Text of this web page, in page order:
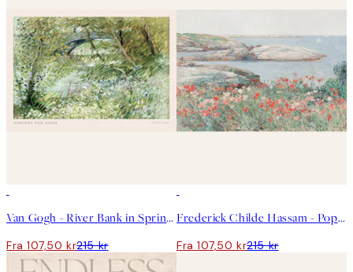
Van Gogh - River Bank in Springtime Landscape Plakat
Fra 107,50 kr215 kr
Frederick Childe Hassam - Poppies on the Isles of Shoals Plakat
Fra 107,50 kr215 kr